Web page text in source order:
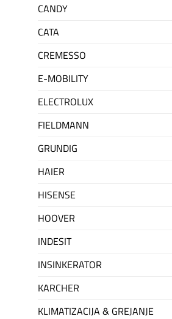
CANDY
CATA
CREMESSO
E-MOBILITY
ELECTROLUX
FIELDMANN
GRUNDIG
HAIER
HISENSE
HOOVER
INDESIT
INSINKERATOR
KARCHER
KLIMATIZACIJA & GREJANJE